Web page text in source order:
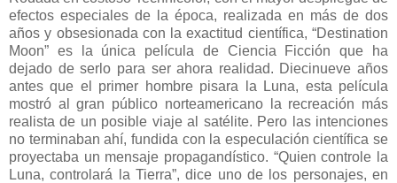
efectos especiales de la época, realizada en más de dos
años y obsesionada con la exactitud científica, “Destination
Moon” es la única película de Ciencia Ficción que ha
dejado de serlo para ser ahora realidad. Diecinueve años
antes que el primer hombre pisara la Luna, esta película
mostró al gran público norteamericano la recreación más
realista de un posible viaje al satélite. Pero las intenciones
no terminaban ahí, fundida con la especulación científica se
proyectaba un mensaje propagandístico. “Quien controle la
Luna, controlará la Tierra”, dice uno de los personajes, en